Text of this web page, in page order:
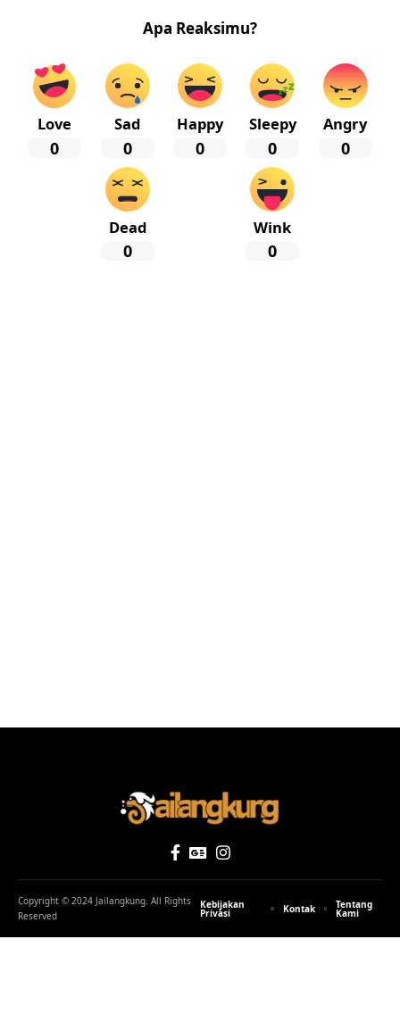
Apa Reaksimu?
Love
0
Sad
0
Happy
0
Sleepy
0
Angry
0
Dead
0
Wink
0
Copyright © 2024 Jailangkung. All Rights
Reserved
Kebijakan
Privasi Kontak Tentang
Kami